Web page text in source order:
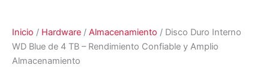
Inicio / Hardware / Almacenamiento / Disco Duro Interno
WD Blue de 4 TB – Rendimiento Confiable y Amplio
Almacenamiento